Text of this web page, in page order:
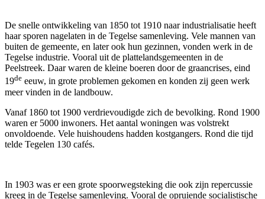
De snelle ontwikkeling van 1850 tot 1910 naar industrialisatie heeft
haar sporen nagelaten in de Tegelse samenleving. Vele mannen van
buiten de gemeente, en later ook hun gezinnen, vonden werk in de
Tegelse industrie. Vooral uit de plattelandsgemeenten in de
Peelstreek. Daar waren de kleine boeren door de graancrises, eind
19de eeuw, in grote problemen gekomen en konden zij geen werk
meer vinden in de landbouw.
Vanaf 1860 tot 1900 verdrievoudigde zich de bevolking. Rond 1900
waren er 5000 inwoners. Het aantal woningen was volstrekt
onvoldoende. Vele huishoudens hadden kostgangers. Rond die tijd
telde Tegelen 130 cafés.
In 1903 was er een grote spoorwegsteking die ook zijn repercussie
kreeg in de Tegelse samenleving. Vooral de opruiende socialistische